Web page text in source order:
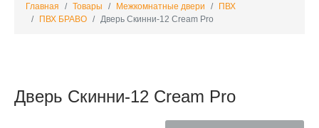
Главная Товары Межкомнатные двери
ПВХ
ПВХ БРАВО
Дверь Скинни-12 Cream Pro
Дверь Скинни-12 Cream Pro